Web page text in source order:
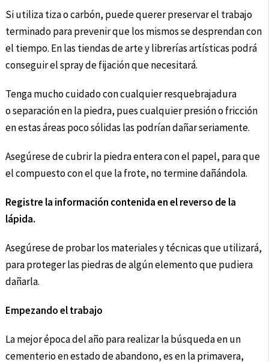
Si utiliza tiza o carbón, puede querer preservar el trabajo
terminado para prevenir que los mismos se desprendan con
el tiempo. En las tiendas de arte y librerías artísticas podrá
conseguir el spray de fijación que necesitará.
Tenga mucho cuidado con cualquier resquebrajadura
o separación en la piedra, pues cualquier presión o fricción
en estas áreas poco sólidas las podrían dañar seriamente.
Asegúrese de cubrir la piedra entera con el papel, para que
el compuesto con el que la frote, no termine dañándola.
Registre la información contenida en el reverso de la
lápida.
Asegúrese de probar los materiales y técnicas que utilizará,
para proteger las piedras de algún elemento que pudiera
dañarla.
Empezando el trabajo
La mejor época del año para realizar la búsqueda en un
cementerio en estado de abandono, es en la primavera,